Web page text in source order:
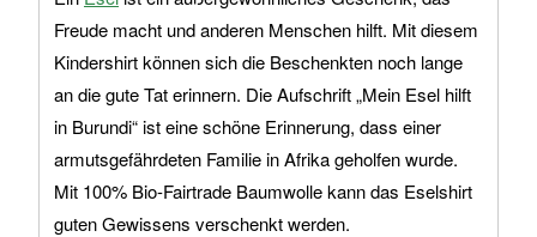
Freude macht und anderen Menschen hilft. Mit diesem
Kindershirt können sich die Beschenkten noch lange
an die gute Tat erinnern. Die Aufschrift „Mein Esel hilft
in Burundi“ ist eine schöne Erinnerung, dass einer
armutsgefährdeten Familie in Afrika geholfen wurde.
Mit 100% Bio-Fairtrade Baumwolle kann das Eselshirt
guten Gewissens verschenkt werden.